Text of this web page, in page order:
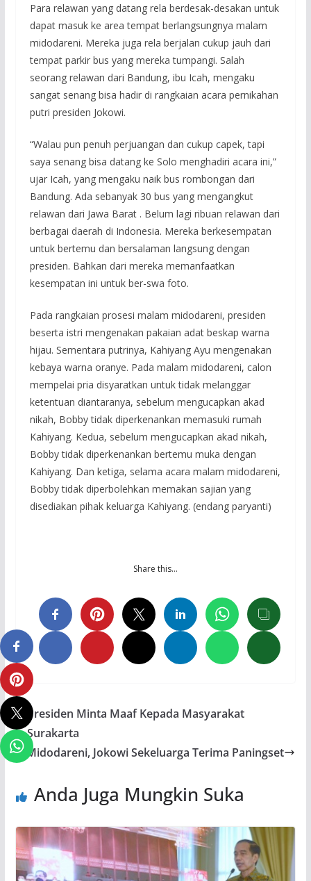
Para relawan yang datang rela berdesak-desakan untuk
dapat masuk ke area tempat berlangsungnya malam
midodareni. Mereka juga rela berjalan cukup jauh dari
tempat parkir bus yang mereka tumpangi. Salah
seorang relawan dari Bandung, ibu Icah, mengaku
sangat senang bisa hadir di rangkaian acara pernikahan
putri presiden Jokowi.
“Walau pun penuh perjuangan dan cukup capek, tapi
saya senang bisa datang ke Solo menghadiri acara ini,”
ujar Icah, yang mengaku naik bus rombongan dari
Bandung. Ada sebanyak 30 bus yang mengangkut
relawan dari Jawa Barat . Belum lagi ribuan relawan dari
berbagai daerah di Indonesia. Mereka berkesempatan
untuk bertemu dan bersalaman langsung dengan
presiden. Bahkan dari mereka memanfaatkan
kesempatan ini untuk ber-swa foto.
Pada rangkaian prosesi malam midodareni, presiden
beserta istri mengenakan pakaian adat beskap warna
hijau. Sementara putrinya, Kahiyang Ayu mengenakan
kebaya warna oranye. Pada malam midodareni, calon
mempelai pria disyaratkan untuk tidak melanggar
ketentuan diantaranya, sebelum mengucapkan akad
nikah, Bobby tidak diperkenankan memasuki rumah
Kahiyang. Kedua, sebelum mengucapkan akad nikah,
Bobby tidak diperkenankan bertemu muka dengan
Kahiyang. Dan ketiga, selama acara malam midodareni,
Bobby tidak diperbolehkan memakan sajian yang
disediakan pihak keluarga Kahiyang. (endang paryanti)
Share this…
Presiden Minta Maaf Kepada Masyarakat
Surakarta
Midodareni, Jokowi Sekeluarga Terima Paningset
Anda Juga Mungkin Suka